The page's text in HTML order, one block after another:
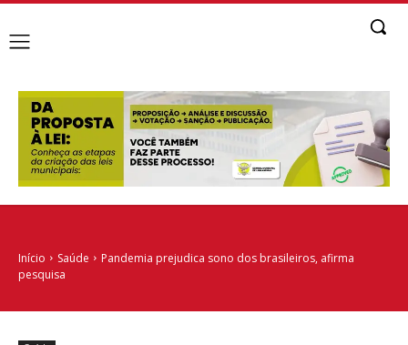
Início Saúde
Pandemia prejudica sono dos brasileiros, afirma
pesquisa